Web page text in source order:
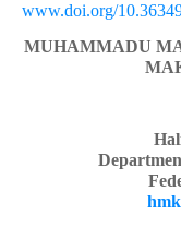
www.doi.org/
MUHAMMADU